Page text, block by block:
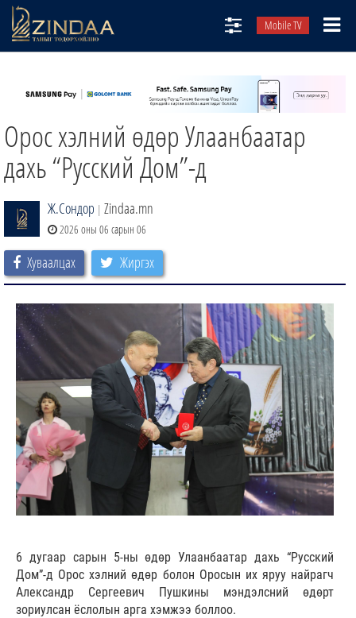
Mobile TV
ТВ8
ӨГЛӨӨНИЙ СОНИН
АУДИО ЗОХИОЛ
ЗИНДАА СЭТГҮҮЛ
Орос хэлний өдөр Улаанбаатар
дахь “Русский Дом”-д
Ж.Сондор | Zindaa.mn
2026 оны 06 сарын 06
Хуваалцах Жиргэх
6 дугаар сарын 5-ны өдөр Улаанбаатар дахь “Русский
Дом”-д Орос хэлний өдөр болон Оросын их яруу найрагч
Александр Сергеевич Пушкины мэндэлсний өдөрт
зориулсан ёслолын арга хэмжээ боллоо.